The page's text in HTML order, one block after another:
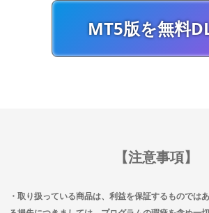
MT5版を無料
【注意事項】
・取り扱っている商品は、利益を保証するものでは